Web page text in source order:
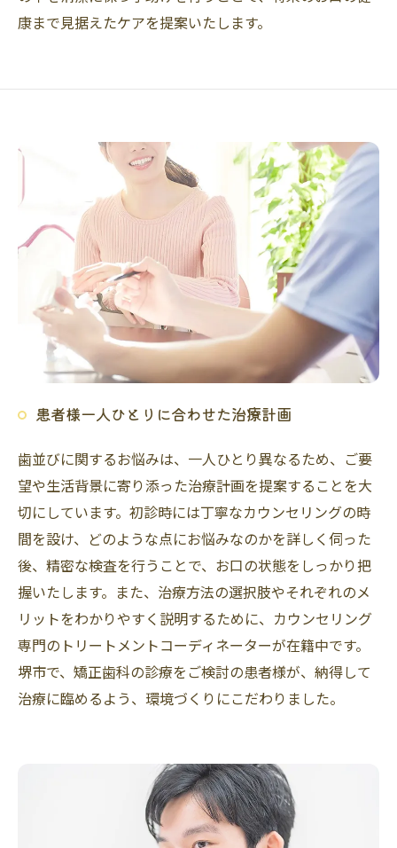
康まで見据えたケアを提案いたします。
患者様一人ひとりに合わせた治療計画
歯並びに関するお悩みは、一人ひとり異なるため、ご要
望や生活背景に寄り添った治療計画を提案することを大
切にしています。初診時には丁寧なカウンセリングの時
間を設け、どのような点にお悩みなのかを詳しく伺った
後、精密な検査を行うことで、お口の状態をしっかり把
握いたします。また、治療方法の選択肢やそれぞれのメ
リットをわかりやすく説明するために、カウンセリング
専門のトリートメントコーディネーターが在籍中です。
堺市で、矯正歯科の診療をご検討の患者様が、納得して
治療に臨めるよう、環境づくりにこだわりました。